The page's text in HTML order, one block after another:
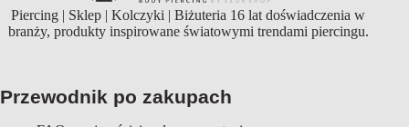
Piercing | Sklep | Kolczyki | Biżuteria 16 lat doświadczenia w
branży, produkty inspirowane światowymi trendami piercingu.
Przewodnik po zakupach